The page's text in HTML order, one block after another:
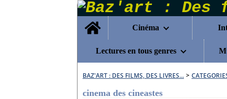
Home
Cinéma
Lectures en tous genres
BAZ'ART : DES FILMS, DES LIVRES... >
cinema des cineastes